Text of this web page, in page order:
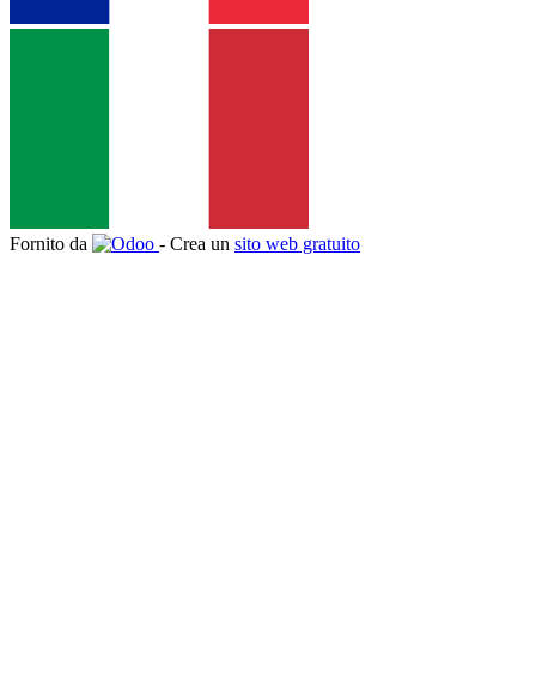
Fornito da - Crea un sito web gratuito